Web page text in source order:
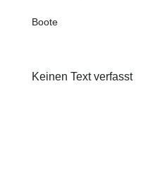
Boote
Keinen Text verfasst